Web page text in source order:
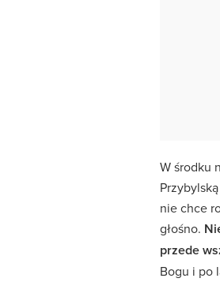
W środku
nie chce
głośno.
przede
Bogu i po